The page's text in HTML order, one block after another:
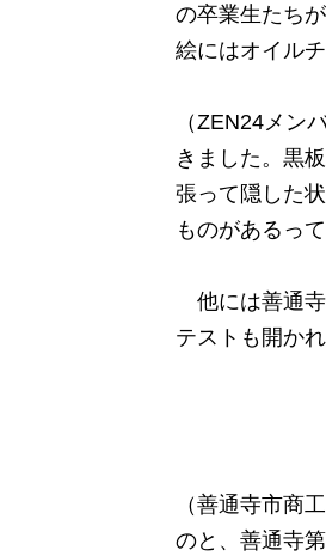
の卒業生たち
絵にはオイル
（ZEN24メン
きました。黒
張って隠した
ものがあるっ
他には善通寺
テストも開かれ
（善通寺市商
のと、善通寺